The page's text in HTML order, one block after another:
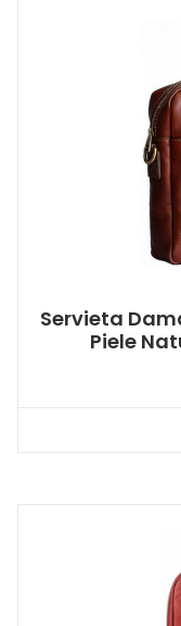
Servieta
Piele